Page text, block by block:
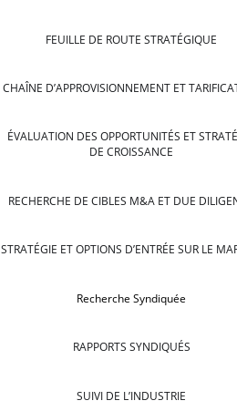
FEUILLE DE ROUTE STRATÉGIQUE
CHAÎNE D’APPROVISIONNEMENT ET
ÉVALUATION DES OPPORTUNITÉS ET
DE CROISSANCE
RECHERCHE DE CIBLES M&A ET DUE
STRATÉGIE ET OPTIONS D’ENTRÉE SUR LE
Recherche Syndiquée
RAPPORTS SYNDIQUÉS
SUIVI DE L’INDUSTRIE